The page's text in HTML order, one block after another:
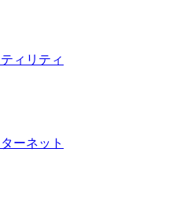
ィリティ
ーネット